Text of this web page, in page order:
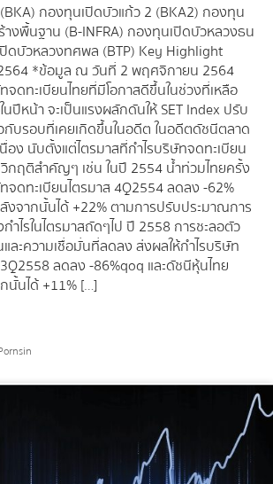
กองทุนเปิดบัวแก้ว 2 (BKA2) กองทุน
างพื้นฐาน (B-INFRA) กองทุนเปิดบัวหลวงธน
ดบัวหลวงทศพล (BTP) Key Highlight
2564 *ข้อมูล ณ วันที่ 2 พฤศจิกายน 2564
จดทะเบียนไทยที่มีโอกาสดีขึ้นในช่วงที่เหลือ
นปีหน้า จะเป็นแรงผลักดันให้ SET Index ปรับ
กับรอบที่เคยเกิดขึ้นในอดีต ในอดีตดัชนีตลาด
อง นับตั้งแต่ไตรมาสที่กำไรบริษัทจดทะเบียน
กฤติสำคัญๆ เช่น ในปี 2554 น้ำท่วมไทยครั้ง
จดทะเบียนไตรมาส 4Q2554 ลดลง -62%
จากนั้นได้ +22% ตามการปรับประมาณการ
ำไรในไตรมาสถัดๆไป ปี 2558 การชะลอตัว
ละความเชื่อมั่นที่ลดลง ส่งผลให้กำไรบริษัท
ลดลง -86%qoq และดัชนีหุ้นไทย
นได้ +11% […]